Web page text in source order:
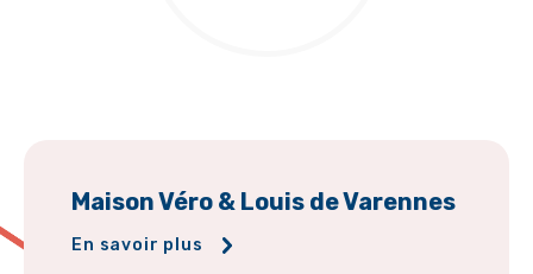
Maison Véro & Louis de Varennes
En savoir plus